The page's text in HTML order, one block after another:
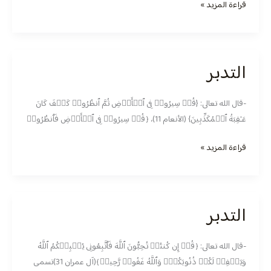
قراءة المزيد »
التدبر
-قال الله تعالى: ‏{قُلۡ سِیرُوا۟ فِی ٱلۡأَرۡضِ ثُمَّ ٱنظُرُوا۟ كَیۡفَ كَانَ
عَـٰقِبَةُ ٱلۡمُكَذِّبِینَ} (الأنعام 11)، ﴿قُلۡ سِیرُوا۟ فِی ٱلۡأَرۡضِ فَٱنظُرُوا۟
التدبر
قراءة المزيد »
التدبر
-قال الله تعالى: ﴿قُلۡ إِن كُنتُمۡ تُحِبُّونَ ٱللَّهَ فَٱتَّبِعُونِی یُحۡبِبۡكُمُ ٱللَّهُ
وَیَغۡفِرۡ لَكُمۡ ذُنُوبَكُمۡۚ وَٱللَّهُ غَفُورࣱ رَّحِیمࣱ﴾(آل عمران 31)تسمى
التدبر